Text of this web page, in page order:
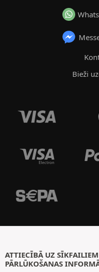
Bieži
ATTIECĪBĀ UZ
PĀRLŪKOŠANAS